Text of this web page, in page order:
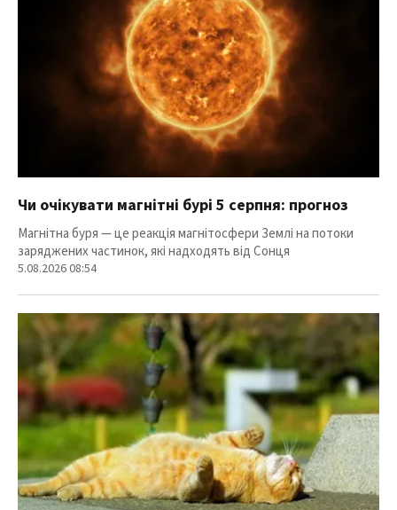
Чи очікувати магнітні бурі 5 серпня: прогноз
Магнітна буря — це реакція магнітосфери Землі на потоки
заряджених частинок, які надходять від Сонця
5.08.2026 08:54